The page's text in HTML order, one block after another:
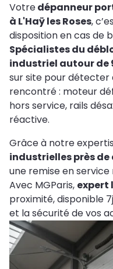
Votredépanneur
à L'Haÿ les Roses,
disposition en cas de
Spécialistes du
industriel autour de
sur site pour
rencontré : moteur
hors service, rails
réactive.
Grâce à notre
industrielles près de
une remise en
Avec MGParis, expert
proximité, disponible
et la sécurité de vos